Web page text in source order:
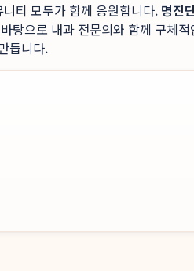
티 모두가 함께 응원합니다. 명진
탕으로 내과 전문의와 함께 구체
듭니다.